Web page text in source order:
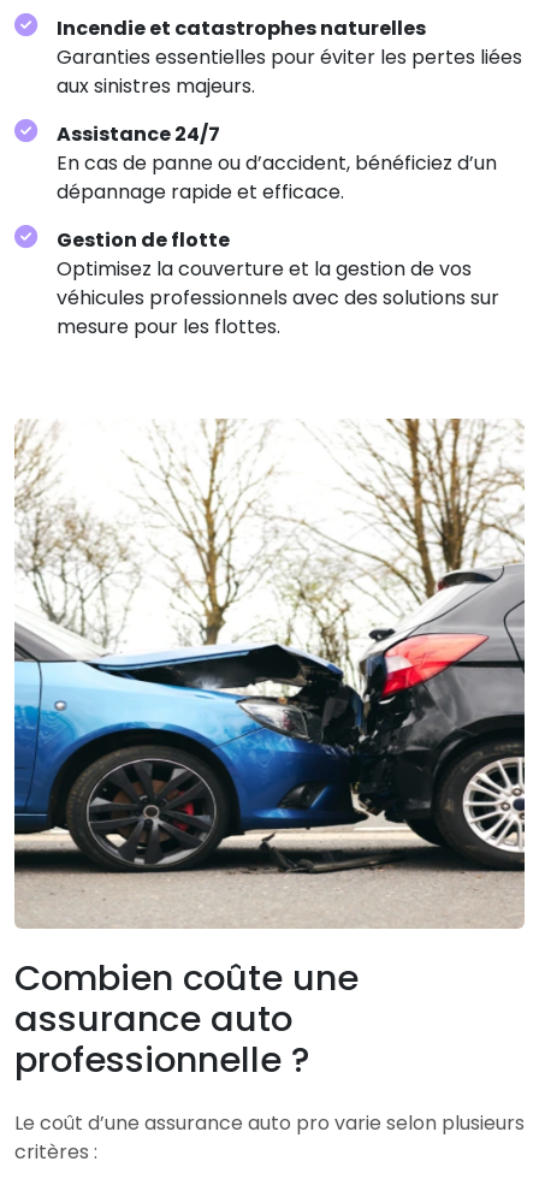
Incendie et catastrophes naturelles
Garanties essentielles pour éviter les pertes liées
aux sinistres majeurs.
Assistance 24/7
En cas de panne ou d’accident, bénéficiez d’un
dépannage rapide et efficace.
Gestion de flotte
Optimisez la couverture et la gestion de vos
véhicules professionnels avec des solutions sur
mesure pour les flottes.
Combien coûte une
assurance auto
professionnelle ?
Le coût d’une assurance auto pro varie selon plusieurs
critères :